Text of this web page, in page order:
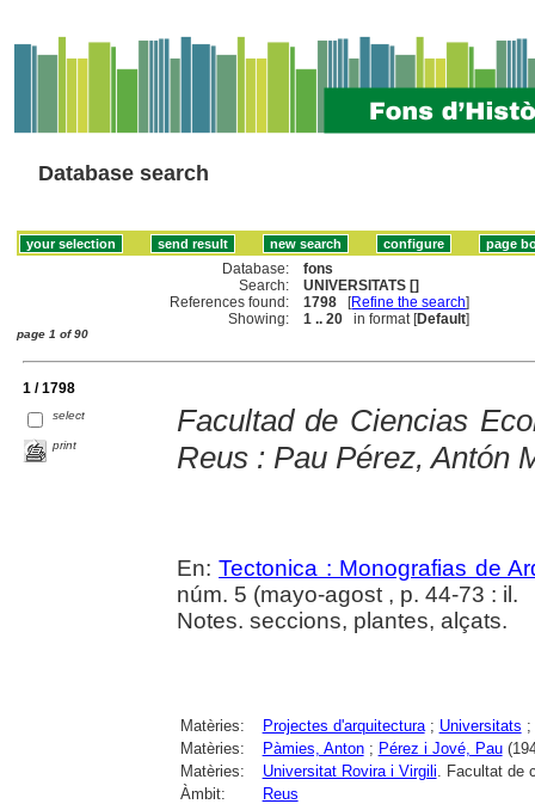
Database search
Database:
fons
Search:
UNIVERSITATS []
References found:
1798 [Refine the search]
Showing:
1 .. 20 in format [Default]
page 1 of 90
1 / 1798
select
print
Facultad de Ciencias
Reus : Pau Pérez, Antón
En:Tectonica : Monografias de
núm. 5 (mayo-agost , p. 44-73 : il.
Notes. seccions, plantes, alçats.
Matèries: Projectes d'arquitectura; Universitats ;
Matèries:
Pàmies, Anton; Pérez i Jové, Pau
Matèries:
Universitat Rovira i Virgili . Facultat de
Àmbit:
Reus